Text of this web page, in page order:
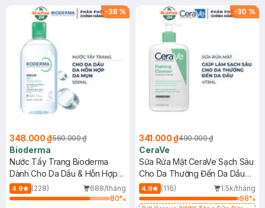
-38 %
348.000 ₫560.000 ₫
Bioderma
Nước Tẩy Trang Bioderma
Dành Cho Da Dầu & Hỗn Hợp
500ml
4.9 (228)
688/tháng
80%
-30 %
341.000 ₫490.000 ₫
CeraVe
Sữa Rửa Mặt CeraVe Sạch Sâu
Cho Da Thường Đến Da Dầu
473ml
4.9 (116)
1.5k/tháng
98%